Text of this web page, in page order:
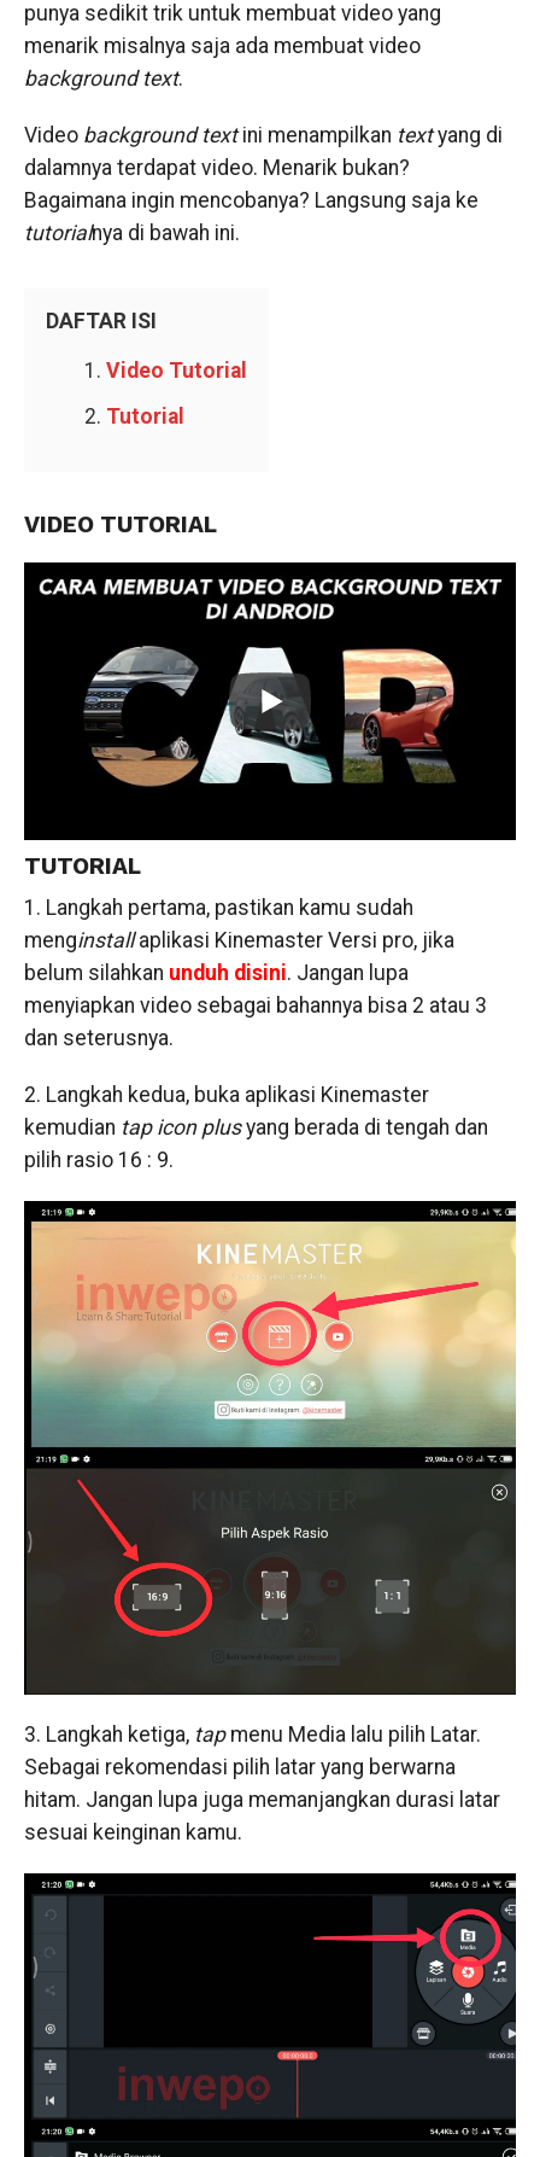
punya sedikit trik untuk membuat video yang
menarik misalnya saja ada membuat video
background text.
Video background textini menampilkan textyang di
dalamnya terdapat video. Menarik bukan?
Bagaimana ingin mencobanya? Langsung saja ke
tutorialnya di bawah ini.
DAFTAR ISI
Video Tutorial
Tutorial
VIDEO TUTORIAL
TUTORIAL
1. Langkah pertama, pastikan kamu sudah
menginstallaplikasi Kinemaster Versi pro, jika
belum silahkan unduh disini. Jangan lupa
menyiapkan video sebagai bahannya bisa 2 atau 3
dan seterusnya.
2. Langkah kedua, buka aplikasi Kinemaster
kemudian tap icon plusyang berada di tengah dan
pilih rasio 16 : 9.
3. Langkah ketiga, tapmenu Media lalu pilih Latar.
Sebagai rekomendasi pilih latar yang berwarna
hitam. Jangan lupa juga memanjangkan durasi latar
sesuai keinginan kamu.